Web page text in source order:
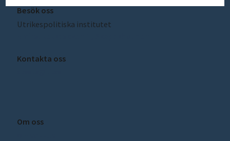
Besök oss
Utrikespolitiska institutet
Kontakta oss
Om oss